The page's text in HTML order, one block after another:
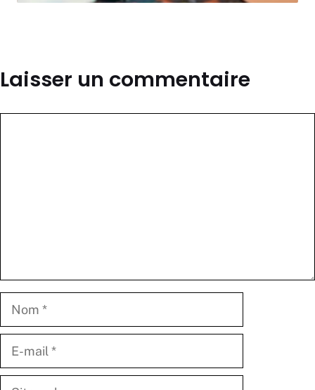
Laisser un commentaire